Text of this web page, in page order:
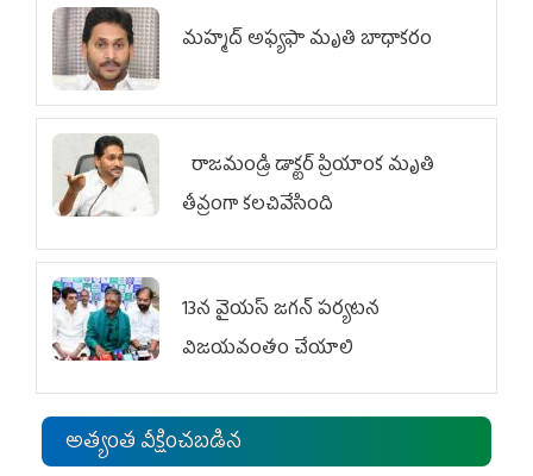
మహ్మద్‌ అఫ్యఫా మృతి బాధాకరం
రాజమండ్రి డాక్టర్‌ ప్రియాంక మృతి
తీవ్రంగా కలచివేసింది
13న వైయస్‌ జగన్‌ పర్యటన
విజయవంతం చేయాలి
అత్యంత వీక్షించబడిన